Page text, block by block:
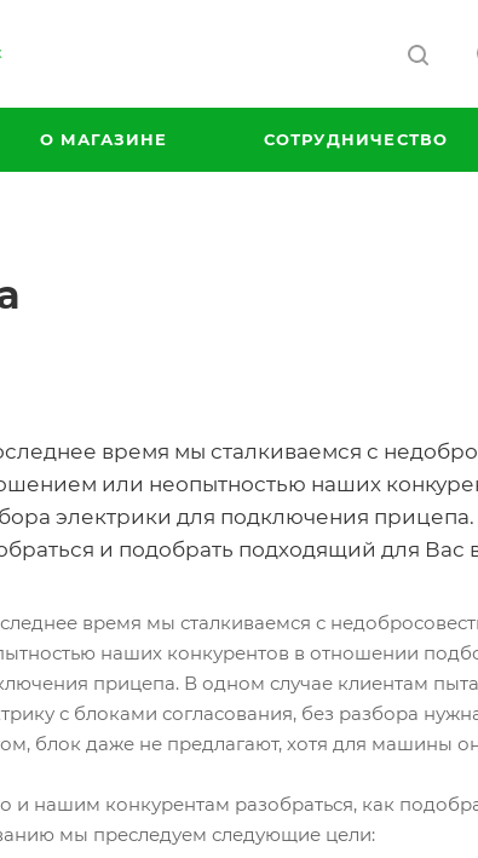
О МАГАЗИНЕ СОТРУДНИЧЕСТВО
время мы сталкиваемся с
или неопытностью наших
электрики для подключения
и подобрать подходящий для Вас
время мы сталкиваемся с
наших конкурентов в отношении
прицепа. В одном случае клиентам
с блоками согласования, без разбора
блок даже не предлагают, хотя для машины он
конкурентам разобраться, как
мы преследуем следующие цели: